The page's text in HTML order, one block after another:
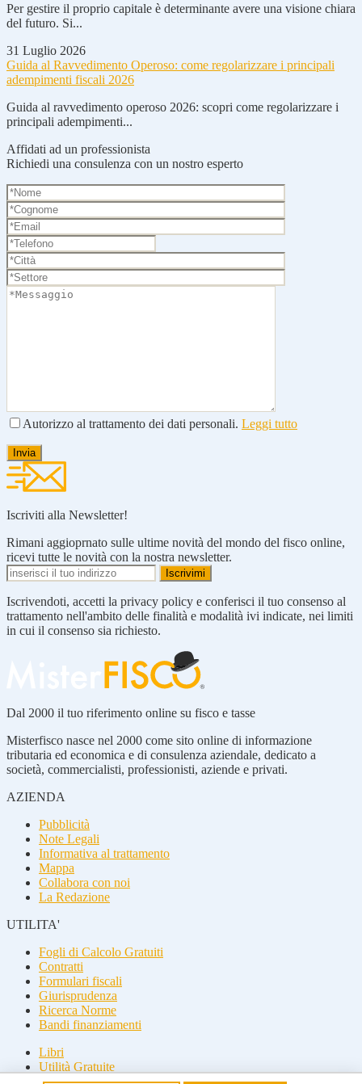
Per gestire il proprio capitale è determinante avere una visione chiara
del futuro. Si...
31 Luglio 2026
Guida al Ravvedimento Operoso: come regolarizzare i principali
adempimenti fiscali 2026
Guida al ravvedimento operoso 2026: scopri come regolarizzare i
principali adempimenti...
Affidati ad un professionista
Richiedi una consulenza con un nostro esperto
Autorizzo al trattamento dei dati personali. Leggi tutto
Iscriviti alla Newsletter!
Rimani aggioprnato sulle ultime novità del mondo del fisco online,
ricevi tutte le novità con la nostra newsletter.
Iscrivendoti, accetti la privacy policy e conferisci il tuo consenso al
trattamento nell'ambito delle finalità e modalità ivi indicate, nei limiti
in cui il consenso sia richiesto.
Dal 2000 il tuo riferimento online su fisco e tasse
Misterfisco nasce nel 2000 come sito online di informazione
tributaria ed economica e di consulenza aziendale, dedicato a
società, commercialisti, professionisti, aziende e privati.
AZIENDA
Pubblicità
Note Legali
Informativa al trattamento
Mappa
Collabora con noi
La Redazione
UTILITA'
Fogli di Calcolo Gratuiti
Contratti
Formulari fiscali
Giurisprudenza
Ricerca Norme
Bandi finanziamenti
Libri
Utilità Gratuite
Guide fiscali